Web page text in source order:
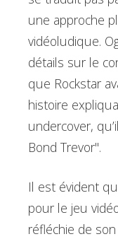
une approche
vidéoludique.
détails sur le
que Rockstar
histoire
undercover,
Bond Trevor".
Il est évident
pour le jeu
réfléchie de